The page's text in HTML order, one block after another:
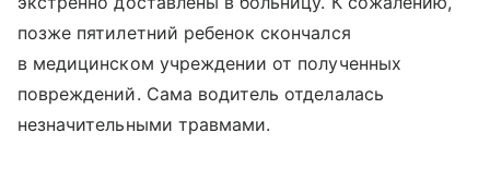
позже пятилетний ребенок скончался
в медицинском учреждении от полученных
повреждений. Сама водитель отделалась
незначительными травмами.